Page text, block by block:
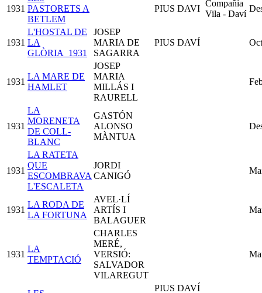
1931 PASTORETS A
BETLEM
PIUS DAVI
Compañía
Vila - Daví
1931
L'HOSTAL DE
LA
GLÒRIA_1931
JOSEP
MARIA DE
SAGARRA
PIUS DAVÍ
1931
LA MARE DE
HAMLET
JOSEP
MARIA
MILLÁS I
RAURELL
1931
LA
MORENETA
DE COLL-
BLANC
GASTÓN
ALONSO
MÀNTUA
1931
LA RATETA
QUE
ESCOMBRAVA
L'ESCALETA
JORDI
CANIGÓ
1931
LA RODA DE
LA FORTUNA
AVEL·LÍ
ARTÍS I
BALAGUER
1931
LA
TEMPTACIÓ
CHARLES
MERÉ,
VERSIÓ:
SALVADOR
VILAREGUT
PIUS DAVÍ